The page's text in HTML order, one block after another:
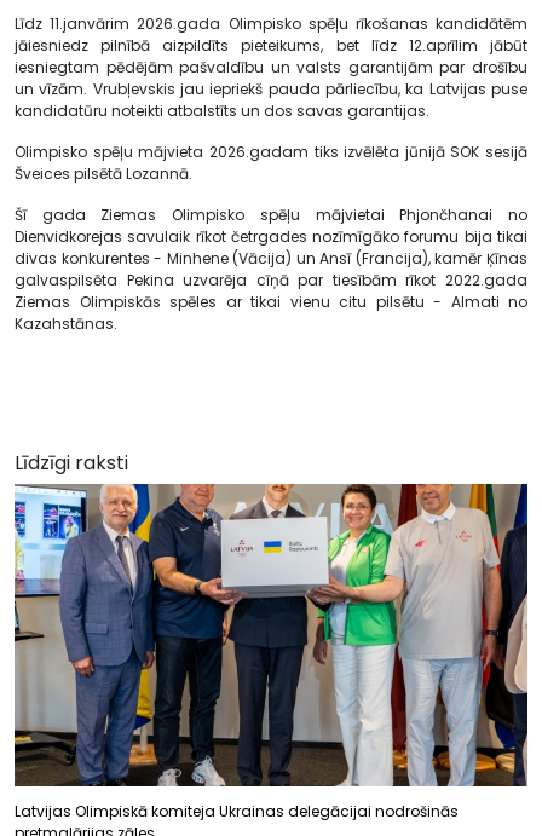
Līdz 11.janvārim 2026.gada Olimpisko spēļu rīkošanas kandidātēm
jāiesniedz pilnībā aizpildīts pieteikums, bet līdz 12.aprīlim jābūt
iesniegtam pēdējām pašvaldību un valsts garantijām par drošību
un vīzām. Vrubļevskis jau iepriekš pauda pārliecību, ka Latvijas puse
kandidatūru noteikti atbalstīts un dos savas garantijas.
Olimpisko spēļu mājvieta 2026.gadam tiks izvēlēta jūnijā SOK sesijā
Šveices pilsētā Lozannā.
Šī gada Ziemas Olimpisko spēļu mājvietai Phjončhanai no
Dienvidkorejas savulaik rīkot četrgades nozīmīgāko forumu bija tikai
divas konkurentes - Minhene (Vācija) un Ansī (Francija), kamēr Ķīnas
galvaspilsēta Pekina uzvarēja cīņā par tiesībām rīkot 2022.gada
Ziemas Olimpiskās spēles ar tikai vienu citu pilsētu - Almati no
Kazahstānas.
Līdzīgi raksti
Latvijas Olimpiskā komiteja Ukrainas delegācijai nodrošinās